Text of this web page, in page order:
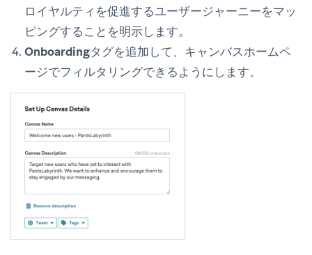
ロイヤルティを促進するユーザージャーニーをマッ
ピングすることを明示します。
Onboardingタグを追加して、キャンバスホームペ
ージでフィルタリングできるようにします。